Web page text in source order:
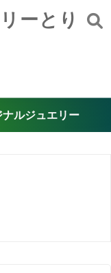
リーとり
ルジュエリー